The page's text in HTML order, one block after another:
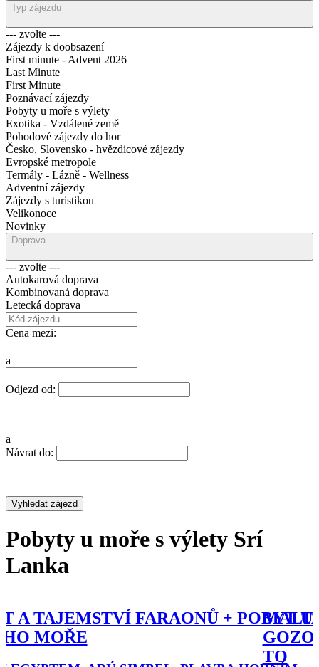
Typ zájezdu
--- zvolte ---
Zájezdy k doobsazení
First minute - Advent 2026
Last Minute
First Minute
Poznávací zájezdy
Pobyty u moře s výlety
Exotika - Vzdálené země
Pohodové zájezdy do hor
Česko, Slovensko - hvězdicové zájezdy
Evropské metropole
Termály - Lázně - Wellness
Adventní zájezdy
Zájezdy s turistikou
Velikonoce
Novinky
Doprava
--- zvolte ---
Autokarová doprava
Kombinovaná doprava
Letecká doprava
Cena mezi:
a
Odjezd od:
a
Návrat do:
Pobyty u moře s výlety Srí
Lanka
MALTA A GOZO – TO NEJLEPŠÍ Z
OSTROVŮ